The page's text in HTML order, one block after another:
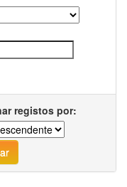
registos por: